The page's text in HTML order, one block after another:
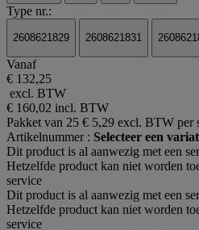
Type nr.:
2608621829 2608621831
Vanaf
€ 132,25
excl. BTW
€ 160,02 incl. BTW
Pakket van 25 € 5,29 excl. BTW per
Artikelnummer : Selecteer een
Dit product is al aanwezig met een
Hetzelfde product kan niet worden
service
Dit product is al aanwezig met een
Hetzelfde product kan niet worden
service